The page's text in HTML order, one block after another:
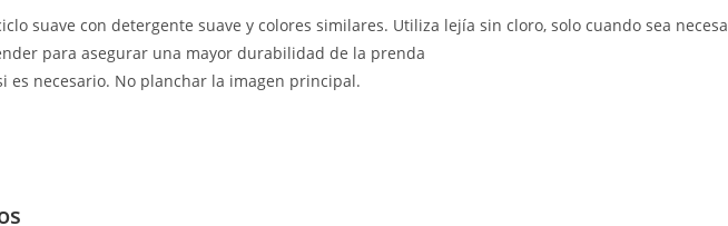
suave con detergente suave y colores similares. Utiliza lejía sin cloro, solo cuando sea
para asegurar una mayor durabilidad de la prenda
es necesario. No planchar la imagen principal.